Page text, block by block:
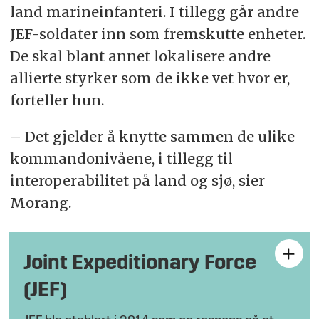
land marineinfanteri. I tillegg går andre
JEF-soldater inn som fremskutte enheter.
De skal blant annet lokalisere andre
allierte styrker som de ikke vet hvor er,
forteller hun.
– Det gjelder å knytte sammen de ulike
kommandonivåene, i tillegg til
interoperabilitet på land og sjø, sier
Morang.
Joint Expeditionary Force
(JEF)